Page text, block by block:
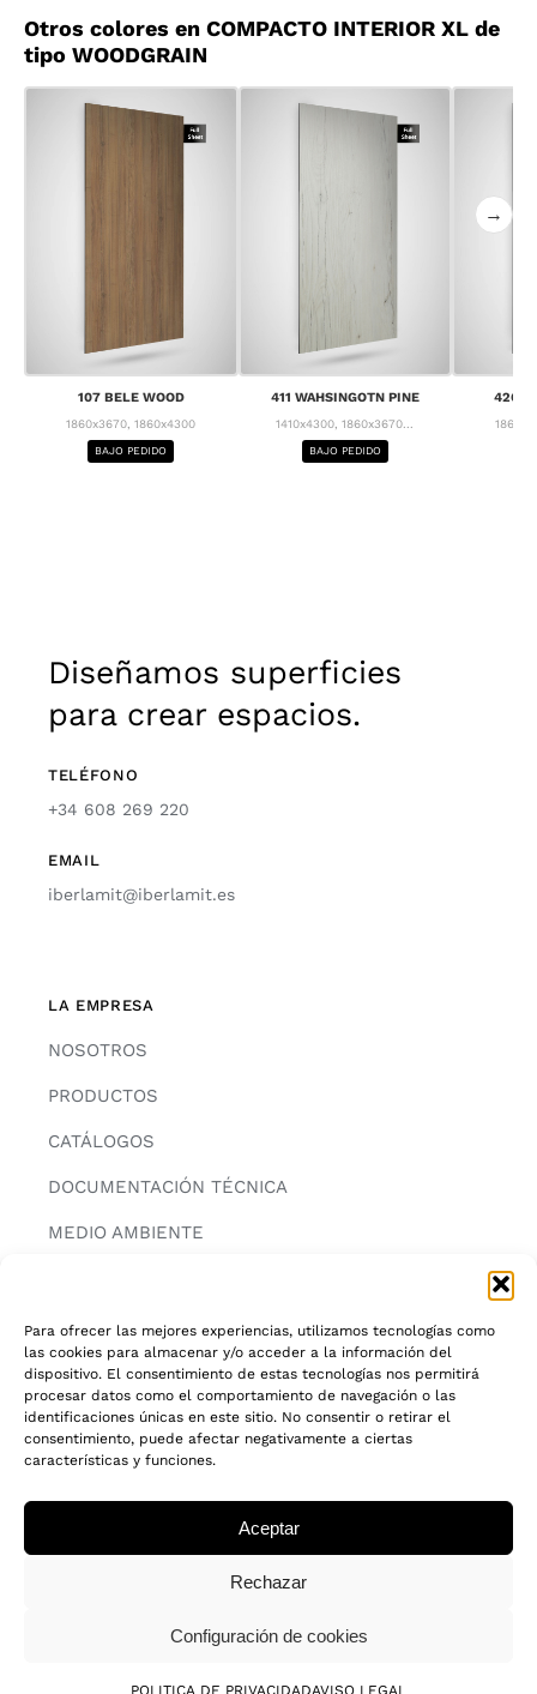
Para ofrecer las mejores experiencias, utilizamos tecnologías como
las cookies para almacenar y/o acceder a la información del
dispositivo. El consentimiento de estas tecnologías nos permitirá
procesar datos como el comportamiento de navegación o las
identificaciones únicas en este sitio. No consentir o retirar el
consentimiento, puede afectar negativamente a ciertas
características y funciones.
Aceptar
Rechazar
Configuración de cookies
POLITICA DE PRIVACIDADAVISO LEGAL
Otros colores en COMPACTO INTERIOR XL de
tipo WOODGRAIN
107 BELE WOOD
1860x3670, 1860x4300
BAJO PEDIDO
411 WAHSINGOTN PINE
1410x4300, 1860x3670...
BAJO PEDIDO
426
→
Diseñamos superficies
para crear espacios.
TELÉFONO
+34 608 269 220
EMAIL
iberlamit@iberlamit.es
LA EMPRESA
NOSOTROS
PRODUCTOS
CATÁLOGOS
DOCUMENTACIÓN TÉCNICA
MEDIO AMBIENTE
INFORMACIÓN
AVISO LEGAL
POLITICA DE PRIVACIDAD
CADENA DE CUSTODIA FSC®